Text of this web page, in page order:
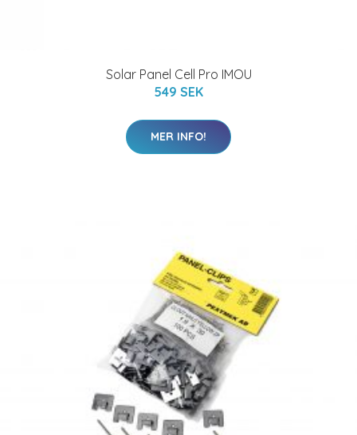
Solar Panel Cell Pro IMOU
549 SEK
MER INFO!